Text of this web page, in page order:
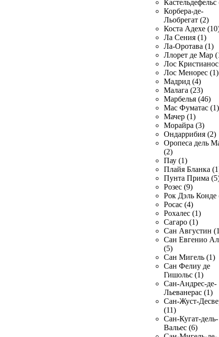
Кастельдефельс
Корбера-де-
Льобрегат (2)
Коста Адехе
Ла Сения (1)
Ла-Оротава (1)
Ллорет де Мар
Лос
Лос Менорес (1)
Мадрид (4)
Малага (23)
Марбелья (46)
Мас Фуматас (1)
Мачер (1)
Морайра (3)
Ондаррибия (2)
Оропеса дель
(2)
Пау (1)
Плайя Бланка
Пунта Прима
Розес (9)
Рок Дэль Конде
Росас (4)
Рохалес (1)
Сагаро (1)
Сан Августин
Сан Евгенио
(5)
Сан Мигель (1)
Сан Фелиу де
Гишольс (1)
Сан-Андрес-де-
Льеванерас (1)
Сан-Жуст-
(11)
Сан-Кугат-дель-
Вальес (6)